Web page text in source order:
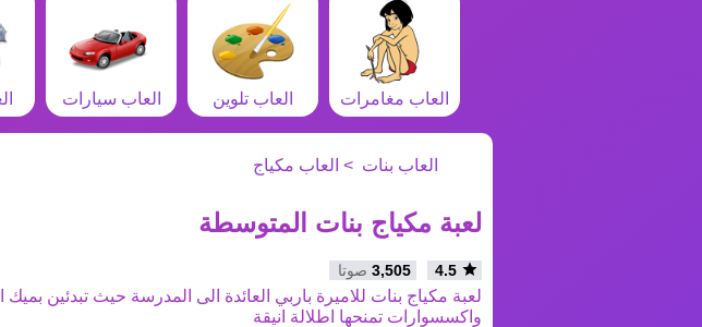
العاب مغامرات العاب تلوين العاب سيارات
العاب بنات العاب مكياج
لعبة مكياج بنات المتوسطة
3,505 صوتا
لعبة مكياج بنات للاميرة باربي العائدة الى المدرسة حيث تبدئين
واكسسوارات تمنحها اطلالة انيقة